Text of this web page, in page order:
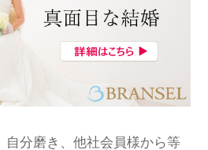
自分磨き、他社会員様から等